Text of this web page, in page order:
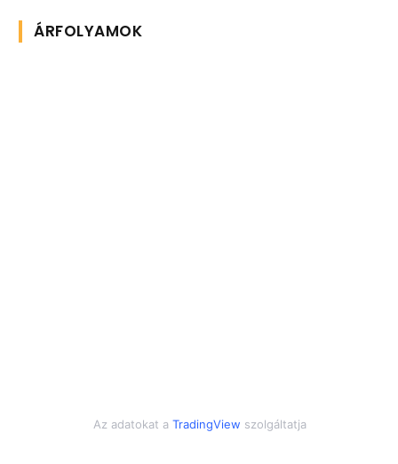
ÁRFOLYAMOK
Az adatokat a TradingView szolgáltatja